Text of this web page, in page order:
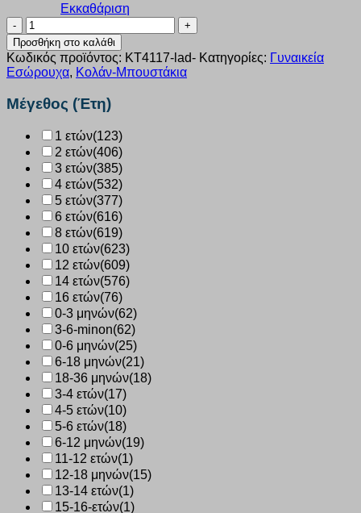
Εκκαθάριση
Κολάν
γυναικείο
ψηλόμεσο
Rib
Kota
Λαδί
KT4117
Προσθήκη στο καλάθι
Κωδικός προϊόντος: KT4117-lad- Κατηγορίες: Γυναικεία
Εσώρουχα, Κολάν-Μπουστάκια
Μέγεθος (Έτη)
1 ετών(123)
2 ετών(406)
3 ετών(385)
4 ετών(532)
5 ετών(377)
6 ετών(616)
8 ετών(619)
10 ετών(623)
12 ετών(609)
14 ετών(576)
16 ετών(76)
0-3 μηνών(62)
3-6-minon(62)
0-6 μηνών(25)
6-18 μηνών(21)
18-36 μηνών(18)
3-4 ετών(17)
4-5 ετών(10)
5-6 ετών(18)
6-12 μηνών(19)
11-12 ετών(1)
12-18 μηνών(15)
13-14 ετών(1)
15-16-ετών(1)